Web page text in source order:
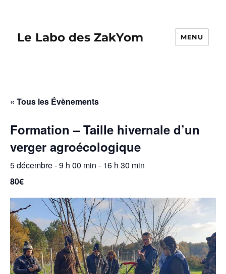
Le Labo des ZakYom MENU
« Tous les Évènements
Formation – Taille hivernale d’un
verger agroécologique
5 décembre - 9 h 00 min - 16 h 30 min
80€